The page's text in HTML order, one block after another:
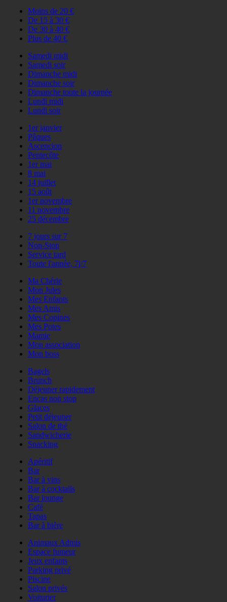
Moins de 20 €
De 15 à 30 €
De 30 à 40 €
Plus de 40 €
Samedi midi
Samedi soir
Dimanche midi
Dimanche soir
Dimanche toute la journée
Lundi midi
Lundi soir
1er janvier
Pâques
Ascencion
Pentecôte
1er mai
8 mai
14 juillet
15 août
1er novembre
11 novembre
25 décembre
7 jours sur 7
Non-Stop
Service tard
Toute l'année, 7j/7
Ma Chérie
Mon Jules
Mes Enfants
Mes Amis
Mes Copines
Mes Potes
Mamie
Mon association
Mon boss
Bagels
Brunch
Déjeuner rapidement
Encas non stop
Glaces
Petit déjeuner
Salon de thé
Sandwicherie
Snacking
Apéritif
Bar
Bar à vins
Bar à cocktails
Bar lounge
Café
Tapas
Bar à bière
Animaux Admis
Espace fumeur
Jeux enfants
Parking privé
Piscine
Salon privés
Voiturier